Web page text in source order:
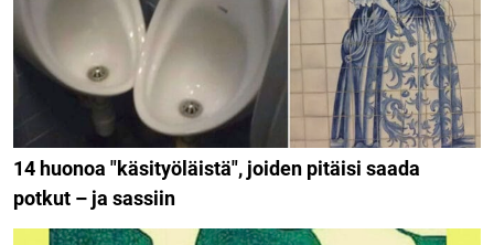
14 huonoa "käsityöläistä", joiden pitäisi saada
potkut – ja sassiin